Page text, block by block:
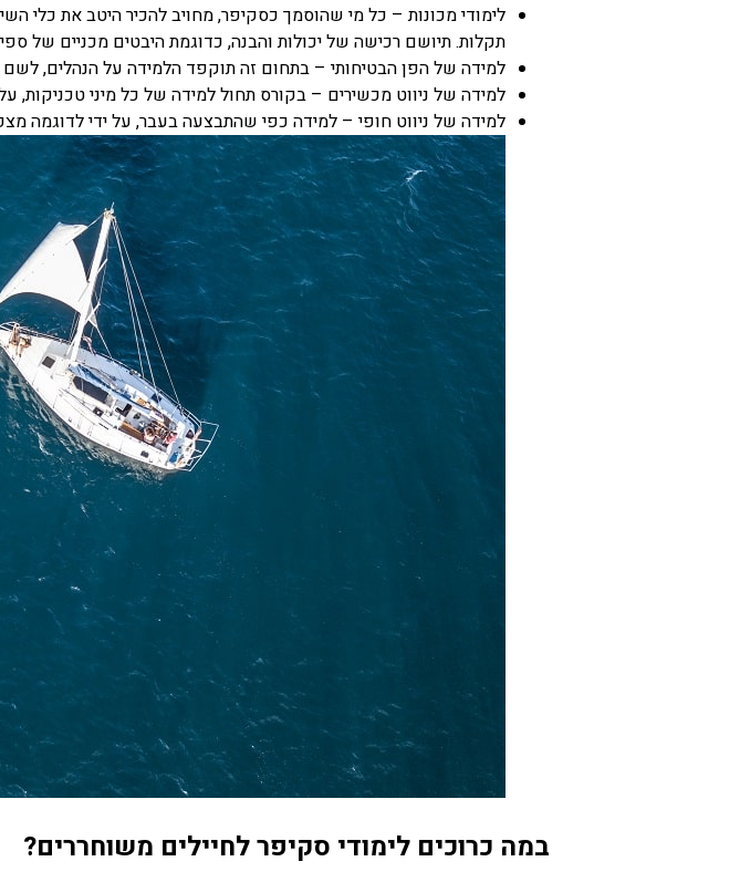
בכנרת טבריה
בכנרת ילדים
בכנרת לידו
בכנרת לידו מחיר
בכנרת למשפחות
בצפון
בארץ
לקפריסין
נתניה
לימודי מכונות – כל מי שהוסמך כסקיפר, מחויב להכיר היטב את כלי
תקלות. תיושם רכישה של יכולות והבנה, כדוגמת היבטים מכניים של
למידה של הפן הבטיחותי – בתחום זה תוקפד הלמידה על הנהלים,
למידה של ניווט מכשירים – בקורס תחול למידה של כל מיני טכניקות,
למידה של ניווט חופי – למידה כפי שהתבצעה בעבר, על ידי לדוגמה
במה כרוכים לימודי סקיפר לחיילים משוחררים?